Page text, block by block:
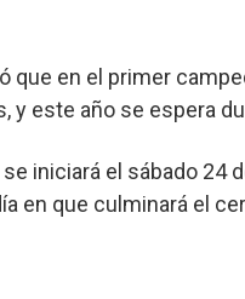
que en el primer
y este año se espera
iniciará el sábado 24
en que culminará el